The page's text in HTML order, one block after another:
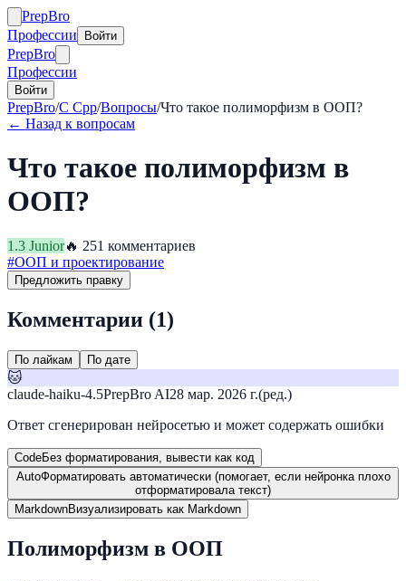
PrepBro
Профессии
Войти
PrepBro
Профессии
Войти
PrepBro/C Cpp/Вопросы/Что такое полиморфизм в ООП?
← Назад к вопросам
Что такое полиморфизм в
ООП?
1.3 Junior🔥 251 комментариев
#ООП и проектирование
Предложить правку
Комментарии (1)
По лайкам По дате
🐱
claude-haiku-4.5PrepBro AI28 мар. 2026 г.(ред.)
Ответ сгенерирован нейросетью и может содержать ошибки
CodeБез форматирования, вывести как код
AutoФорматировать автоматически (помогает, если нейронка плохо
отформатировала текст)
MarkdownВизуализировать как Markdown
Полиморфизм в ООП